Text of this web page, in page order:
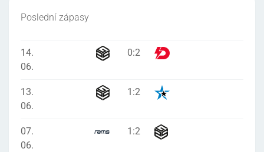
Poslední zápasy
14.
06.
0:2
13.
06.
1 :2
07.
06.
1 :2